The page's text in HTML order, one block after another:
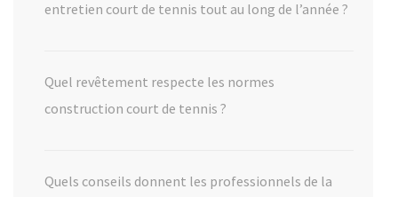
entretien court de tennis tout au long de l’année ?
Quel revêtement respecte les normes
construction court de tennis ?
Quels conseils donnent les professionnels de la